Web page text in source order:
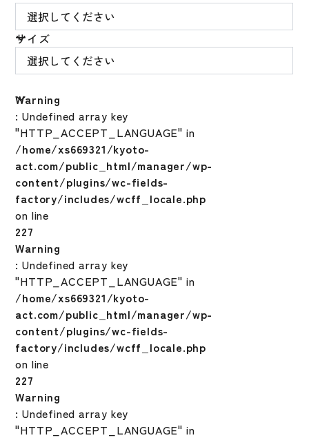
サイズ
Warning
: Undefined array key
"HTTP_ACCEPT_LANGUAGE" in
/home/xs669321/kyoto-
act.com/public_html/manager/wp-
content/plugins/wc-fields-
factory/includes/wcff_locale.php
on line
227
Warning
: Undefined array key
"HTTP_ACCEPT_LANGUAGE" in
/home/xs669321/kyoto-
act.com/public_html/manager/wp-
content/plugins/wc-fields-
factory/includes/wcff_locale.php
on line
227
Warning
: Undefined array key
"HTTP_ACCEPT_LANGUAGE" in